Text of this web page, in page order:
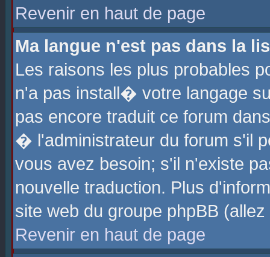
Revenir en haut de page
Ma langue n'est pas dans la
Les raisons les plus probables
n'a pas install� votre langage
pas encore traduit ce forum
� l'administrateur du forum s'il
vous avez besoin; s'il n'existe
nouvelle traduction. Plus
site web du groupe phpBB
Revenir en haut de page